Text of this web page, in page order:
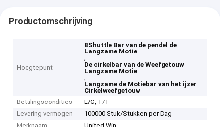
Productomschrijving
Hoogtepunt
8Shuttle Bar van de pendel de
Langzame Motie
,
De cirkelbar van de Weefgetouw
Langzame Motie
,
Langzame de Motiebar van het ijzer
Cirkelweefgetouw
Betalingscondities
L/C, T/T
Levering vermogen
100000 Stuk/Stukken per Dag
Merknaam
United Win